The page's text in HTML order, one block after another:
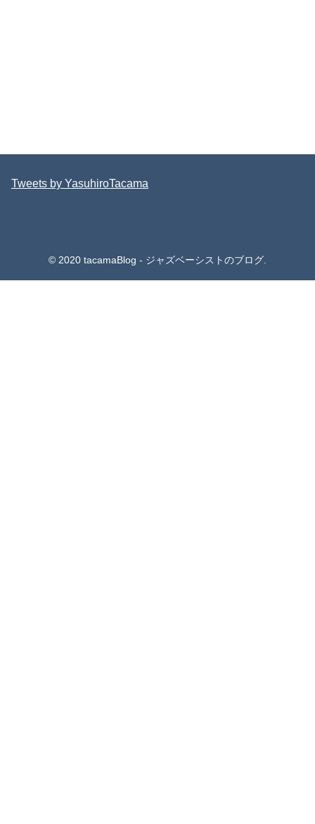
Tweets by YasuhiroTacama
© 2020 tacamaBlog - ジャズベーシストのブログ.